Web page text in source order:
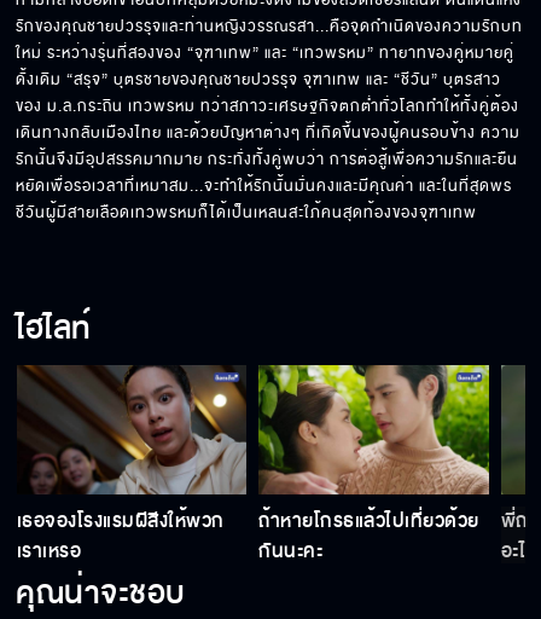
อีลูกโง่ ! แกไม่น่าเกิดมาเป็นลูกฉันเลย
เดี๋ยว!!! หายดีแล้วเหรอ
แม่จะจับลูกสาวยกให้คนนั้นคนนี้ไม่ได้นะ
ถ้าเราสองคนไม่เท่ากัน ความสัมพันธ์คงไปไหนไม่
ได้เลย
รักของคุณชายปวรรุจและท่านหญิงวรรณรสา...คือจุดกำเนิดของความรักบท
ใหม่ ระหว่างรุ่นที่สองของ “จุฑาเทพ” และ “เทวพรหม” ทายาทของคู่หมายคู่
ดั้งเดิม “สรุจ” บุตรชายของคุณชายปวรรุจ จุฑาเทพ และ “ชีวัน” บุตรสาว
ของ ม.ล.กระถิน เทวพรหม ทว่าสภาวะเศรษฐกิจตกต่ำทั่วโลกทำให้ทั้งคู่ต้อง
เดินทางกลับเมืองไทย และด้วยปัญหาต่างๆ ที่เกิดขึ้นของผู้คนรอบข้าง ความ
รักนั้นจึงมีอุปสรรคมากมาย กระทั่งทั้งคู่พบว่า การต่อสู้เพื่อความรักและยืน
หยัดเพื่อรอเวลาที่เหมาสม...จะทำให้รักนั้นมั่นคงและมีคุณค่า และในที่สุดพร
ชีวันผู้มีสายเลือดเทวพรหมก็ได้เป็นเหลนสะใภ้คนสุดท้องของจุฑาเทพ
ไฮไลท์
เธอจองโรงแรมผีสีงให้พวก
เราเหรอ
ถ้าหายโกรธแล้วไปเที่ยวด้วย
กันนะคะ
พี่ถา
อะไ
คุณน่าจะชอบ